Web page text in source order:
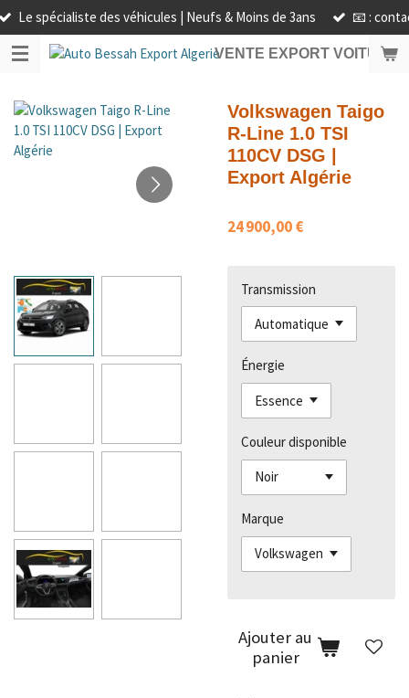
Passer
au
contenu
VENTE EXPORT VOITURE
Le spécialiste des véhicules | Neufs & Moins de 3ans 📧 :
Volkswagen Taigo
R-Line 1.0 TSI
110CV DSG |
Export Algérie
24 900,00 €
Transmission
Énergie
Couleur disponible
Marque
Ajouter au
panier